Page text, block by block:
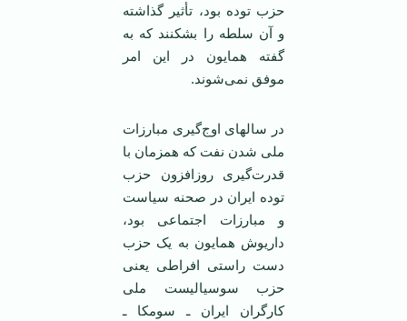
حزب توده بود، تأثیر گذاشته
و آن سلطه را بشکنند که به
گفته همایون در این امر
موفق نمی‌شوند.
در سالهای اوج‌گیری مبارزات
ملی شدن نفت که همزمان با
قدرت‌گیری روزافزون حزب
توده ایران در صحنه سیاست
و مبارزات اجتماعی بود،
داریوش همایون به یک حزب
دست راستی افراطی یعنی
حزب سوسیالیست ملی
کارگران ایران ـ سومکا ـ